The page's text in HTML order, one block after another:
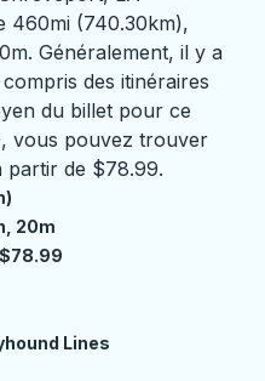
460mi (740.30km),
Généralement, il y a
des itinéraires
du billet pour ce
vous pouvez trouver
partir de $78.99.
heures 20 minutes
20m
$78.99
Lines